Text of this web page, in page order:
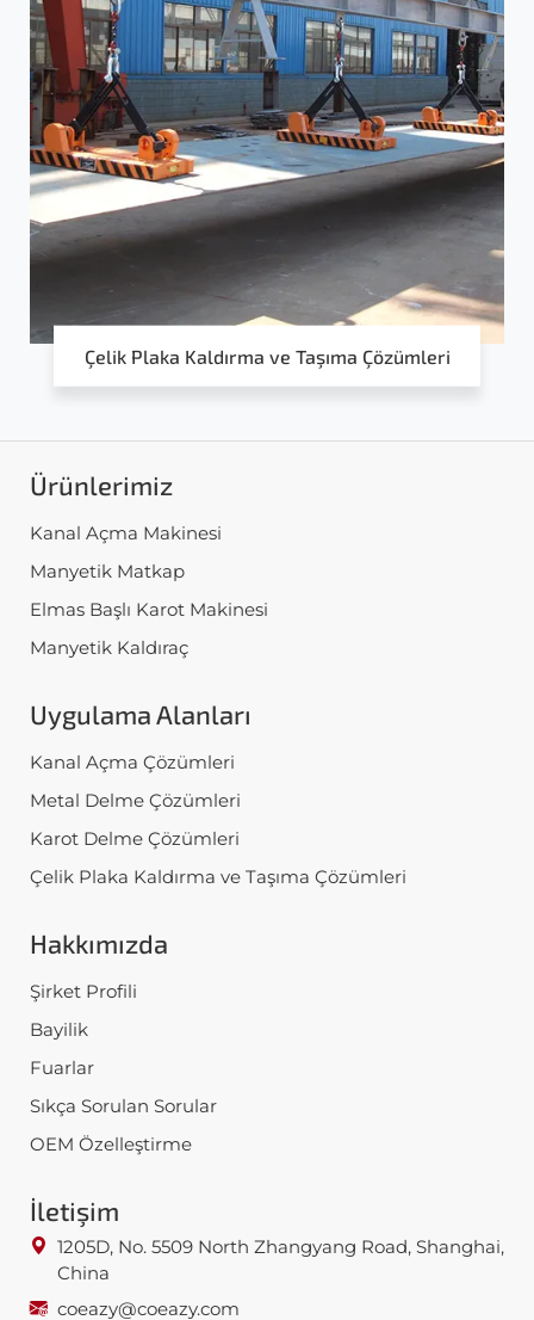
Çelik Plaka Kaldırma ve Taşıma Çözümleri
Ürünlerimiz
Kanal Açma Makinesi
Manyetik Matkap
Elmas Başlı Karot Makinesi
Manyetik Kaldıraç
Uygulama Alanları
Kanal Açma Çözümleri
Metal Delme Çözümleri
Karot Delme Çözümleri
Çelik Plaka Kaldırma ve Taşıma Çözümleri
Hakkımızda
Şirket Profili
Bayilik
Fuarlar
Sıkça Sorulan Sorular
OEM Özelleştirme
İletişim
1205D, No. 5509 North Zhangyang Road, Shanghai,
China
coeazy@coeazy.com